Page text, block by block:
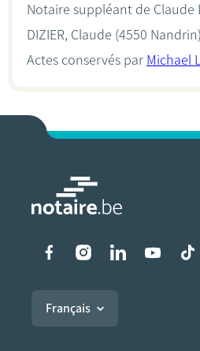
Notaire suppléant de Claude
DIZIER, Claude (4550 Nandrin)
Actes conservés par Michael
Liens vers
Français